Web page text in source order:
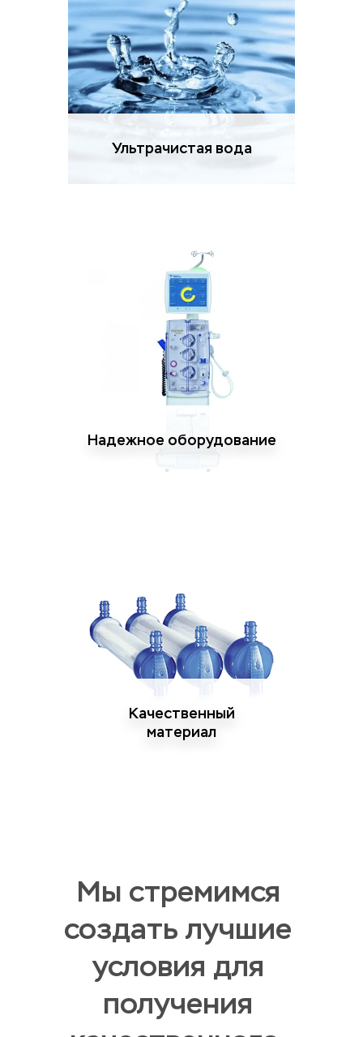
Ультрачистая вода
Надежное оборудование
Качественный
материал
Мы стремимся
создать лучшие
условия для
получения